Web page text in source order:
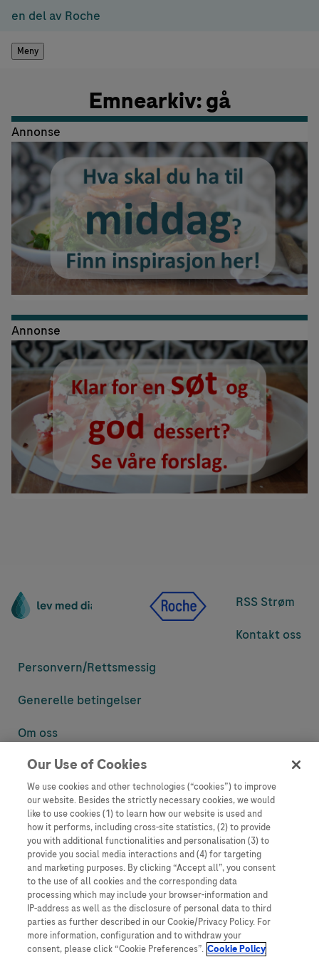
en del av Roche
Meny
Emnearkiv: gå
Annonse
Annonse
RSS Strøm
Kontakt oss
Personvern/Rettsmessig
Generelle betingelser
Om oss
Denne nettsiden inneholder informasjon som er målsatt til en stor
informasjon som ellers ikke er tilgjengelig eller gyldig i ditt land.
Vennligst vær oppmerksom på at vi ikke tar noe ansvar for tilgang til
informasjon som muligens ikke er i samsvar med noen gyldig juridisk
prosess, regulering, registrering eller bruk i bostedslandet ditt.
Roche har ikke alltid mulighet til å kvalitetssikre andres innlegg, men
vil fjerne villedende eller upassende innlegg så langt det lar seg gjøre.
Vi har ikke ansvar for innhold på eksterne nettsider som det lenkes til.
Kopiering av materiale fra dette nettstedet for bruk annet sted er ikke
tillatt uten avtale. Nettstedet selger plass til annonsører, og slikt
innhold er merket.
Dette nettstedet er ikke beregnet for å rapportere bivirkninger eller
Our Use of Cookies
We use cookies and other technologies (“cookies”) to improve
our website. Besides the strictly necessary cookies, we would
like to use cookies (1) to learn how our website is used and
how it performs, including cross-site statistics, (2) to provide
you with additional functionalities and personalisation (3) to
provide you social media interactions and (4) for targeting
and marketing purposes. By clicking “Accept all”, you consent
to the use of all cookies and the corresponding data
processing which may include your browser-information and
IP-address as well as the disclosure of personal data to third
parties as further described in our Cookie/Privacy Policy. For
more information, configuration and to withdraw your
consent, please click “Cookie Preferences”. Cookie Policy